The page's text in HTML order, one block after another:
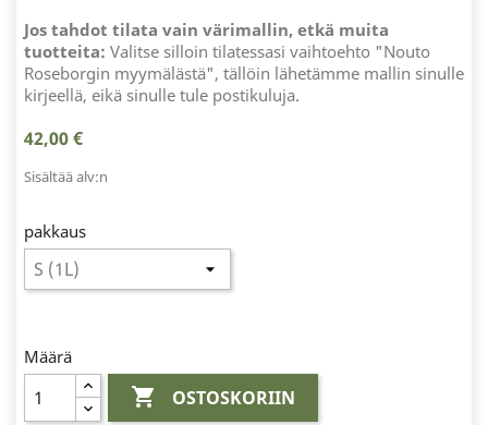
Jos tahdot tilata vain värimallin, etkä muita
tuotteita: Valitse silloin tilatessasi vaihtoehto "Nouto
Roseborgin myymälästä", tällöin lähetämme mallin sinulle
kirjeellä, eikä sinulle tule postikuluja.
42,00 €
Sisältää alv:n
pakkaus
Määrä
 OSTOSKORIIN